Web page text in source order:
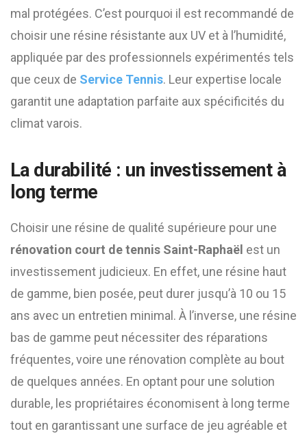
mal protégées. C’est pourquoi il est recommandé de
choisir une résine résistante aux UV et à l’humidité,
appliquée par des professionnels expérimentés tels
que ceux de Service Tennis. Leur expertise locale
garantit une adaptation parfaite aux spécificités du
climat varois.
La durabilité : un investissement à
long terme
Choisir une résine de qualité supérieure pour une
rénovation court de tennis Saint-Raphaël est un
investissement judicieux. En effet, une résine haut
de gamme, bien posée, peut durer jusqu’à 10 ou 15
ans avec un entretien minimal. À l’inverse, une résine
bas de gamme peut nécessiter des réparations
fréquentes, voire une rénovation complète au bout
de quelques années. En optant pour une solution
durable, les propriétaires économisent à long terme
tout en garantissant une surface de jeu agréable et